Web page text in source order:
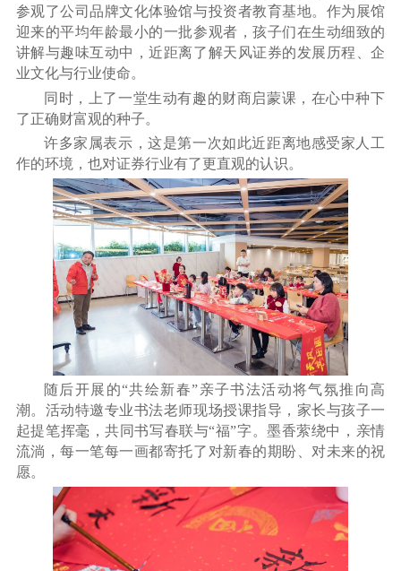
参观了公司品牌文化体验馆与投资者教育基地。作为展馆
迎来的平均年龄最小的一批参观者，孩子们在生动细致的
讲解与趣味互动中，近距离了解天风证券的发展历程、企
业文化与行业使命。
同时，上了一堂生动有趣的财商启蒙课，在心中种下
了正确财富观的种子。
许多家属表示，这是第一次如此近距离地感受家人工
作的环境，也对证券行业有了更直观的认识。
随后开展的“共绘新春”亲子书法活动将气氛推向高
潮。活动特邀专业书法老师现场授课指导，家长与孩子一
起提笔挥毫，共同书写春联与“福”字。墨香萦绕中，亲情
流淌，每一笔每一画都寄托了对新春的期盼、对未来的祝
愿。